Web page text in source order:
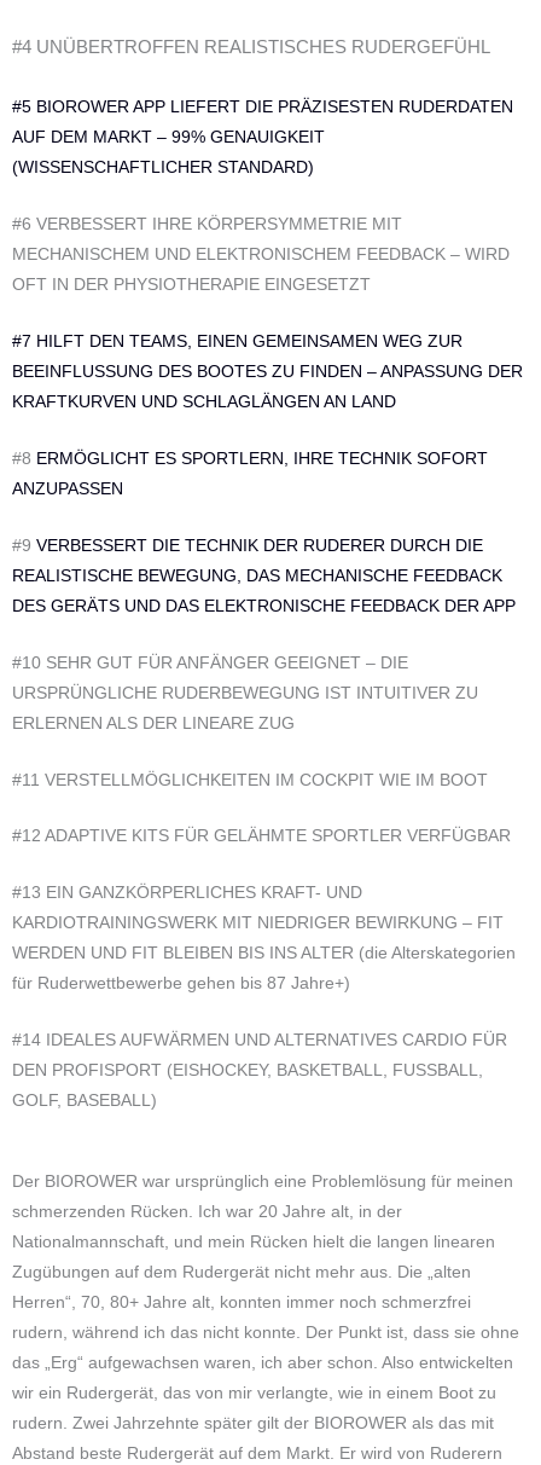
#4 UNÜBERTROFFEN REALISTISCHES RUDERGEFÜHL
#5 BIOROWER APP LIEFERT DIE PRÄZISESTEN RUDERDATEN
AUF DEM MARKT – 99% GENAUIGKEIT
(WISSENSCHAFTLICHER STANDARD)
#6 VERBESSERT IHRE KÖRPERSYMMETRIE MIT
MECHANISCHEM UND ELEKTRONISCHEM FEEDBACK – WIRD
OFT IN DER PHYSIOTHERAPIE EINGESETZT
#7 HILFT DEN TEAMS, EINEN GEMEINSAMEN WEG ZUR
BEEINFLUSSUNG DES BOOTES ZU FINDEN – ANPASSUNG DER
KRAFTKURVEN UND SCHLAGLÄNGEN AN LAND
#8 ERMÖGLICHT ES SPORTLERN, IHRE TECHNIK SOFORT
ANZUPASSEN
#9 VERBESSERT DIE TECHNIK DER RUDERER DURCH DIE
REALISTISCHE BEWEGUNG, DAS MECHANISCHE FEEDBACK
DES GERÄTS UND DAS ELEKTRONISCHE FEEDBACK DER APP
#10 SEHR GUT FÜR ANFÄNGER GEEIGNET – DIE
URSPRÜNGLICHE RUDERBEWEGUNG IST INTUITIVER ZU
ERLERNEN ALS DER LINEARE ZUG
#11 VERSTELLMÖGLICHKEITEN IM COCKPIT WIE IM BOOT
#12 ADAPTIVE KITS FÜR GELÄHMTE SPORTLER VERFÜGBAR
#13 EIN GANZKÖRPERLICHES KRAFT- UND
KARDIOTRAININGSWERK MIT NIEDRIGER BEWIRKUNG – FIT
WERDEN UND FIT BLEIBEN BIS INS ALTER (die Alterskategorien
für Ruderwettbewerbe gehen bis 87 Jahre+)
#14 IDEALES AUFWÄRMEN UND ALTERNATIVES CARDIO FÜR
DEN PROFISPORT (EISHOCKEY, BASKETBALL, FUSSBALL,
GOLF, BASEBALL)
Der BIOROWER war ursprünglich eine Problemlösung für meinen
schmerzenden Rücken. Ich war 20 Jahre alt, in der
Nationalmannschaft, und mein Rücken hielt die langen linearen
Zugübungen auf dem Rudergerät nicht mehr aus. Die „alten
Herren“, 70, 80+ Jahre alt, konnten immer noch schmerzfrei
rudern, während ich das nicht konnte. Der Punkt ist, dass sie ohne
das „Erg“ aufgewachsen waren, ich aber schon. Also entwickelten
wir ein Rudergerät, das von mir verlangte, wie in einem Boot zu
rudern. Zwei Jahrzehnte später gilt der BIOROWER als das mit
Abstand beste Rudergerät auf dem Markt. Er wird von Ruderern